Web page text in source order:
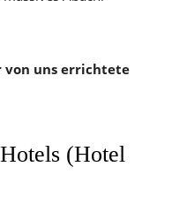
von uns errichtete
(Hotel